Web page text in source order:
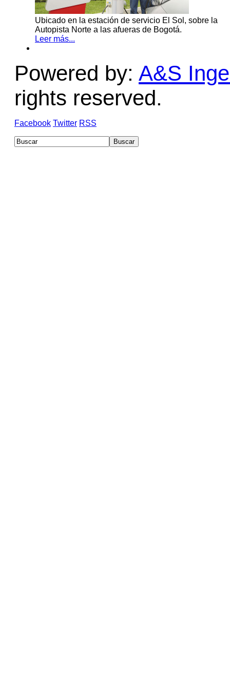
Ubicado en la estación de servicio El Sol, sobre la
Autopista Norte a las afueras de Bogotá.
Leer más...
Powered by: A&S
rights reserved.
Facebook Twitter RSS